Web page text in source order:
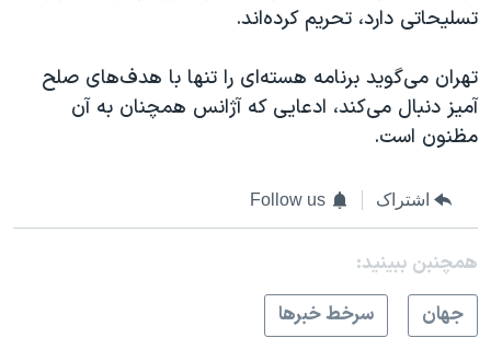
تسلیحاتی دارد، تحریم کرده‌اند.
تهران می‌گوید برنامه هسته‌ای را تنها با هدف‌های صلح
آمیز دنبال می‌کند، ادعایی که آژانس همچنان به آن
مظنون است.
اشتراک Follow us
همچنبن ببینید:
جهان
سرخط خبرها